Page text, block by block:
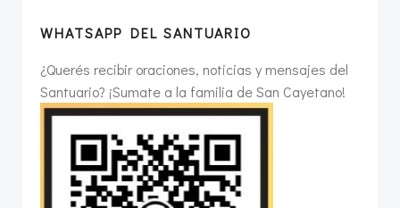
WHATSAPP DEL SANTUARIO
¿Querés recibir oraciones, noticias y mensajes del
Santuario? ¡Sumate a la familia de San Cayetano!